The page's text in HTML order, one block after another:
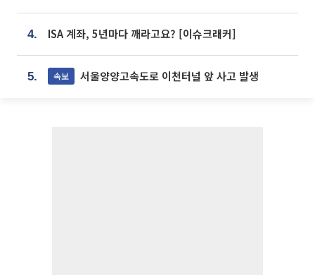
4. ISA 계좌, 5년마다 깨라고요? [이슈크래커]
5. 속보 서울양양고속도로 이천터널 앞 사고 발생